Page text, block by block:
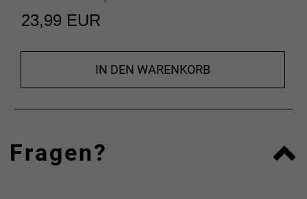
23,99 EUR
IN DEN WARENKORB
Fragen?